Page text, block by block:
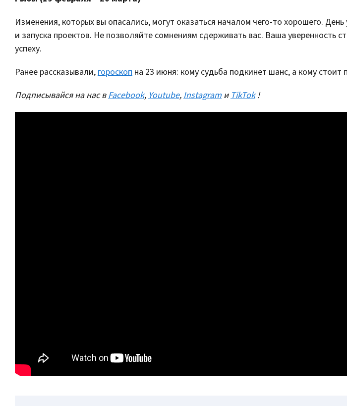
Изменения, которых вы опасались, могут оказаться началом чего-то хорошего.
и запуска проектов. Не позволяйте сомнениям сдерживать вас. Ваша уверенность
успеху.
Ранее рассказывали,гороскоп на 23 июня: кому судьба подкинет шанс, а кому стоит
Подписывайся на нас вFacebook,Youtube,Instagram иTikTok !